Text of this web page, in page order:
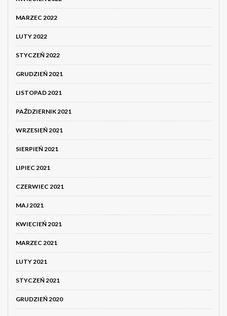
MARZEC 2022
LUTY 2022
STYCZEŃ 2022
GRUDZIEŃ 2021
LISTOPAD 2021
PAŹDZIERNIK 2021
WRZESIEŃ 2021
SIERPIEŃ 2021
LIPIEC 2021
CZERWIEC 2021
MAJ 2021
KWIECIEŃ 2021
MARZEC 2021
LUTY 2021
STYCZEŃ 2021
GRUDZIEŃ 2020